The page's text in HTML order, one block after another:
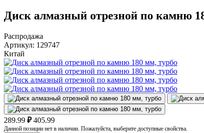
Диск алмазный отрезной по камню
Распродажа
Артикул: 129747
Китай
289.99 ₽ 405.99
Данной позиции нет в наличии. Пожалуйста, выберите доступные свойства.